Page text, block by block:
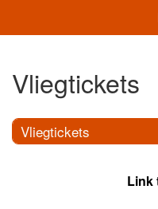
Vliegtickets
Vliegtickets
Link